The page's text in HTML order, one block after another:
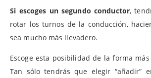
Si escoges un segundo conductor,
rotar los turnos de la conducción,
sea mucho más llevadero.
Escoge esta posibilidad de la forma
Tan sólo tendrás que elegir “añadir”